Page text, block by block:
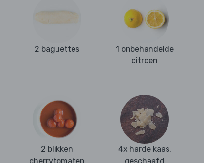
2 baguettes
1 onbehandelde
citroen
2 blikken
cherrytomaten
4x harde kaas,
geschaafd